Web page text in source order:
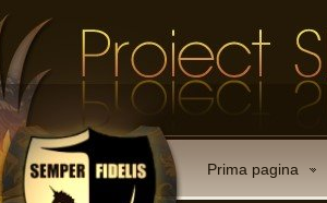
Prima pagina